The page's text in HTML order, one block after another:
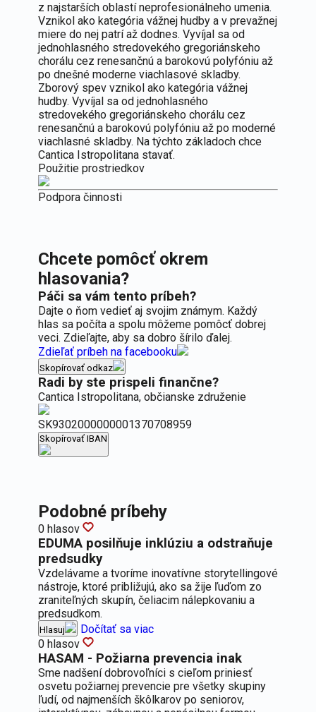
z najstarších oblastí neprofesionálneho umenia.
Vznikol ako kategória vážnej hudby a v prevažnej
miere do nej patrí až dodnes. Vyvíjal sa od
jednohlasného stredovekého gregoriánskeho
chorálu cez renesančnú a barokovú polyfóniu až
po dnešné moderne viachlasové skladby.
Zborový spev vznikol ako kategória vážnej
hudby. Vyvíjal sa od jednohlasného
stredovekého gregoriánskeho chorálu cez
renesančnú a barokovú polyfóniu až po moderné
viachlasné skladby. Na týchto základoch chce
Cantica Istropolitana stavať.
Použitie prostriedkov
Podpora činnosti
Chcete pomôcť okrem
hlasovania?
Páči sa vám tento príbeh?
Dajte o ňom vedieť aj svojim známym. Každý
hlas sa počíta a spolu môžeme pomôcť dobrej
veci. Zdieľajte, aby sa dobro šírilo ďalej.
Zdieľať príbeh na facebooku
Skopírovať odkaz
Radi by ste prispeli finančne?
Cantica Istropolitana, občianske združenie
SK9302000000001370708959
Skopírovať IBAN
Podobné príbehy
0 hlasov
EDUMA posilňuje inklúziu a odstraňuje
predsudky
Vzdelávame a tvoríme inovatívne storytellingové
nástroje, ktoré približujú, ako sa žije ľuďom zo
zraniteľných skupín, čeliacim nálepkovaniu a
predsudkom.
Hlasuj
Dočítať sa viac
0 hlasov
HASAM - Požiarna prevencia inak
Sme nadšení dobrovoľníci s cieľom priniesť
osvetu požiarnej prevencie pre všetky skupiny
ľudí, od najmenších škôlkarov po seniorov,